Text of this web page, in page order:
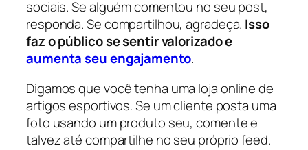
sociais. Se alguém comentou no seu post,
responda. Se compartilhou, agradeça. Isso
faz o público se sentir valorizado e
aumenta seu engajamento.
Digamos que você tenha uma loja online de
artigos esportivos. Se um cliente posta uma
foto usando um produto seu, comente e
talvez até compartilhe no seu próprio feed.